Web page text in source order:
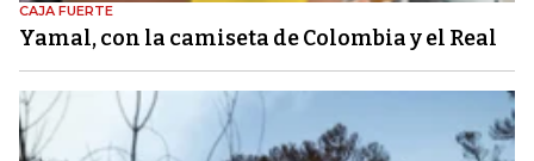
CAJA FUERTE
Yamal, con la camiseta de Colombia y el Real